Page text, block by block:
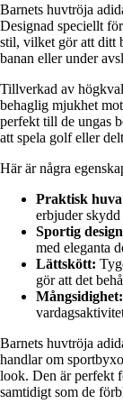
Barnets huvtröja
Designad speciellt
stil, vilket gör att ditt
banan eller under
Tillverkad av
behaglig mjukhet
perfekt till de ungas
att spela golf eller
Här är några
Praktisk
erbjuder
Sportig
med eleganta
Lättskött:
gör att det
Mångsidighet:
Barnets huvtröja
handlar om
look. Den är perfekt
samtidigt som de